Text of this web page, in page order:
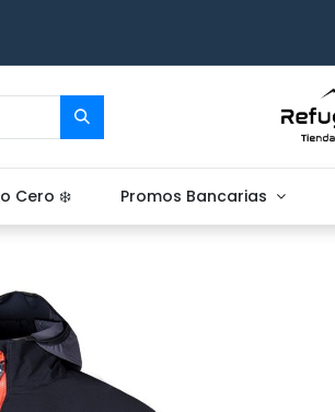
Cero ❄️ Promos Bancarias